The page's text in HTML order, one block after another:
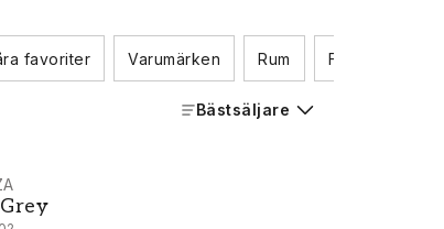
favoriter Varumärken Rum Färgskala
Bästsäljare
- 1067201-02